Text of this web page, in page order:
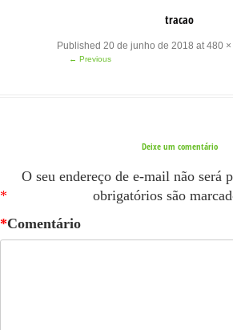
tracao
Published 20 de junho de 2018 at480
← Previous
Deixe um comentário
O seu endereço de e-mail não será
obrigatórios são
*
Comentário
*